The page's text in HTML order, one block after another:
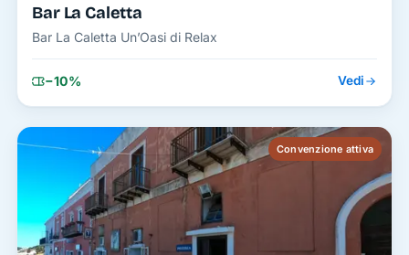
Bar La Caletta
Bar La Caletta Un’Oasi di Relax
−10% Vedi
Convenzione attiva